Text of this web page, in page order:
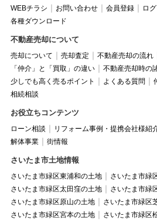
WEBチラシ
お問い合わせ 会員登録 ロ
各種ダウンロード
不動産売却について
売却について 売却査定
不動産売却の流れ
「仲介」と「買取」の違い
不動産売却時の
少しでも高く売るポイント
よくある質問
相続相談
お役立ちコンテンツ
ローン相談 リフォーム事例・提携会社様紹
解体事業
街情報
さいたま市土地情報
さいたま市緑区東浦和の土地
さいたま市緑
さいたま市緑区太田窪の土地
さいたま市緑
さいたま市緑区原山の土地
さいたま市緑区
さいたま市緑区宮本の土地
さいたま市緑区